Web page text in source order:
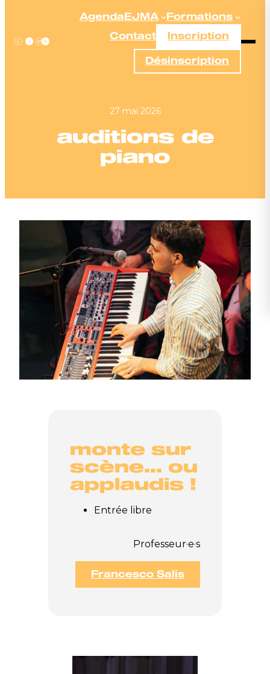
contenu
AgendaEJMA Formations
Contact
Inscription
Désinscription
27 mai 2026
auditions de
piano
monte sur
scène… ou
applaudis !
Entrée libre
Professeur·e·s
Francesco Salis